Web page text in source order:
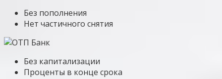
Без пополнения
Нет частичного снятия
Без капитализации
Проценты в конце срока